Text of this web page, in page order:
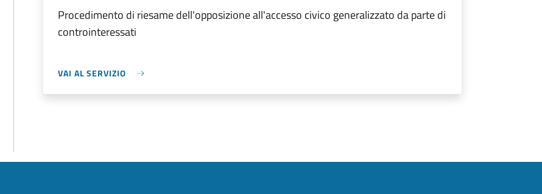
Procedimento di riesame dell'opposizione all'accesso civico generalizzato da parte di
controinteressati
VAI AL SERVIZIO